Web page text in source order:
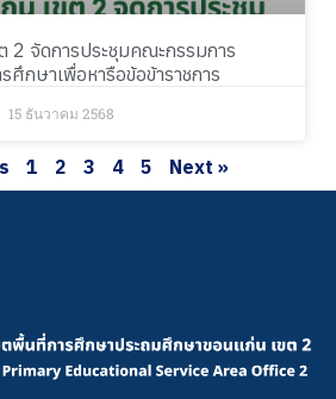
2 จัดการประชุมคณะกรรมการ
ศึกษาเพื่อหารือข้อข้าราชการ
15 ธันวาคม 2568
1 2 3 4 5 Next »